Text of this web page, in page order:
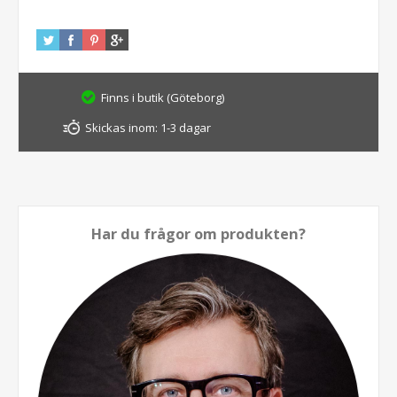
Finns i butik (Göteborg)
Skickas inom: 1-3 dagar
Har du frågor om produkten?